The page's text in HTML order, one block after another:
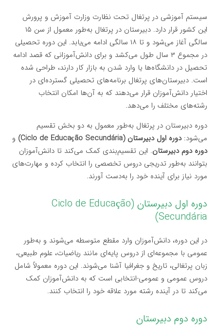
سیستم آموزشی در پرتغال تحت نظارت وزارت آموزش و پرورش
این کشور قرار دارد. دبیرستان در پرتغال به‌طور معمول از سن ۱۵
سالگی آغاز می‌شود و تا ۱۸ سالگی ادامه می‌یابد. این دوره تحصیلی
در مجموع ۳ سال طول می‌کشد و برای دانش‌آموزانی که قصد ادامه
تحصیل در دانشگاه‌ها یا وارد شدن به بازار کار دارند، طراحی شده
است. دبیرستان‌های پرتغال برنامه‌های تحصیلی گسترده‌ای در
اختیار دانش‌آموزان قرار می‌دهند که به آن‌ها امکان انتخاب
رشته‌های مختلف را می‌دهد.
دوره دبیرستان در پرتغال به‌طور معمول به دو بخش تقسیم
می‌شود:دوره اول دبیرستان (Ciclo de Educação Secundária)
و
دوره دوم دبیرستان. این تقسیم‌بندی کمک می‌کند تا دانش‌آموزان
بتوانند به‌طور تدریجی دروس تخصصی را انتخاب کرده و مهارت‌های
مورد نیاز برای آینده خود را به‌دست آورند.
دوره اول دبیرستان (Ciclo de Educação
Secundária)
در این دوره، دانش‌آموزان وارد مقطع متوسطه می‌شوند و به‌طور
عمومی با مجموعه‌ای از دروس پایه‌ای مانند ریاضیات، علوم طبیعی،
زبان پرتغالی، تاریخ و جغرافیا آشنا می‌شوند. این دوره معمولاً شامل
دروس عمومی و عمومی-انتخابی است که به دانش‌آموزان کمک
می‌کند تا در آینده رشته مورد علاقه خود را انتخاب کنند.
دوره دوم دبیرستان